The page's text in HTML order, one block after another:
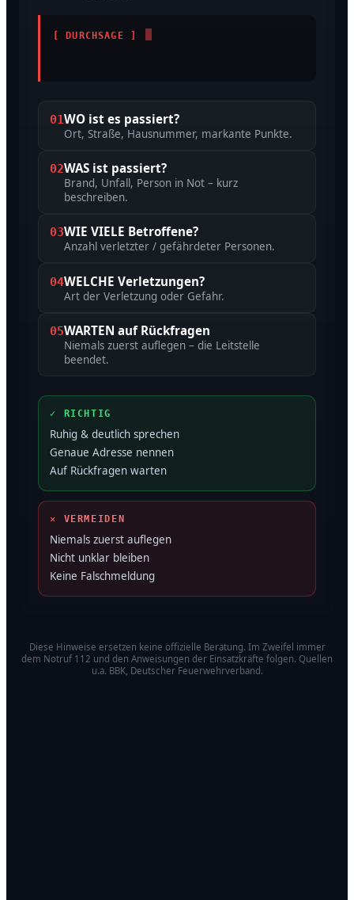
[ DURCHSAGE ]
01WO ist es passiert?
Ort, Straße, Hausnummer, markante Punkte.
02WAS ist passiert?
Brand, Unfall, Person in Not – kurz
beschreiben.
03WIE VIELE Betroffene?
Anzahl verletzter / gefährdeter Personen.
04WELCHE Verletzungen?
Art der Verletzung oder Gefahr.
05WARTEN auf Rückfragen
Niemals zuerst auflegen – die Leitstelle
beendet.
✓ RICHTIG
Ruhig & deutlich sprechen
Genaue Adresse nennen
Auf Rückfragen warten
✕ VERMEIDEN
Niemals zuerst auflegen
Nicht unklar bleiben
Keine Falschmeldung
Diese Hinweise ersetzen keine offizielle Beratung. Im Zweifel immer
dem Notruf 112 und den Anweisungen der Einsatzkräfte folgen. Quellen
u.a. BBK, Deutscher Feuerwehrverband.